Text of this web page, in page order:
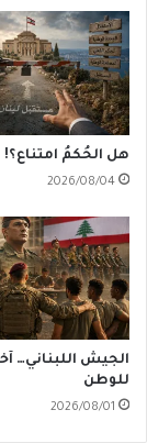
هل الحُكمُ امتناع؟!
2026/08/04
الجيش اللبناني…
للوطن
2026/08/01